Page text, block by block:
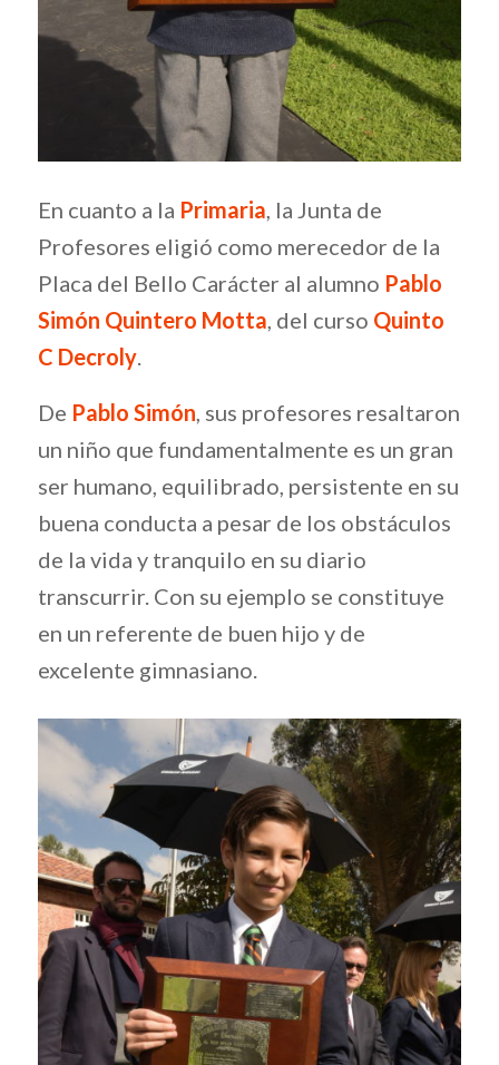
En cuanto a la Primaria, la Junta de
Profesores eligió como merecedor de la
Placa del Bello Carácter al alumno Pablo
Simón Quintero Motta, del curso Quinto
C Decroly.
De Pablo Simón, sus profesores resaltaron
un niño que fundamentalmente es un gran
ser humano, equilibrado, persistente en su
buena conducta a pesar de los obstáculos
de la vida y tranquilo en su diario
transcurrir. Con su ejemplo se constituye
en un referente de buen hijo y de
excelente gimnasiano.